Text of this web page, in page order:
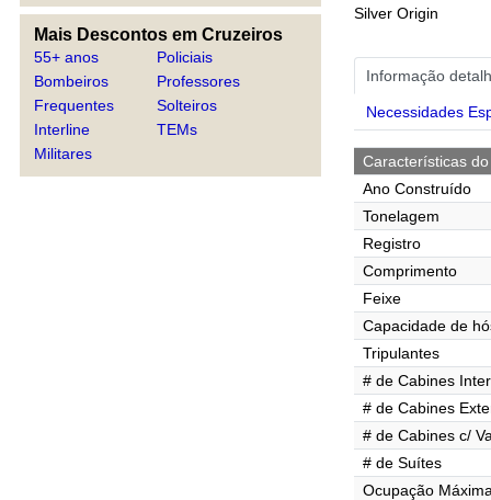
Mais Descontos em Cruzeiros
55+ anos
Bombeiros
Frequentes
Interline
Militares
Policiais
Professores
Solteiros
TEMs
Silver Origin
Informação
Necessidades
Características
Ano Construído
Tonelagem
Registro
Comprimento
Feixe
Capacidade de
Tripulantes
# de Cabines
# de Cabines
# de Cabines c/
# de Suítes
Ocupação